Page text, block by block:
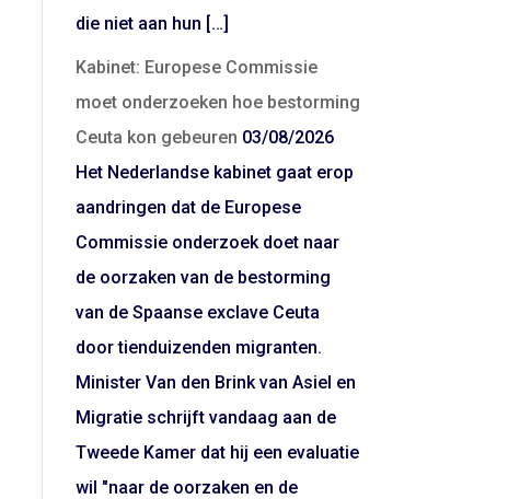
die niet aan hun […]
Kabinet: Europese Commissie
moet onderzoeken hoe bestorming
Ceuta kon gebeuren 03/08/2026
Het Nederlandse kabinet gaat erop
aandringen dat de Europese
Commissie onderzoek doet naar
de oorzaken van de bestorming
van de Spaanse exclave Ceuta
door tienduizenden migranten.
Minister Van den Brink van Asiel en
Migratie schrijft vandaag aan de
Tweede Kamer dat hij een evaluatie
wil "naar de oorzaken en de